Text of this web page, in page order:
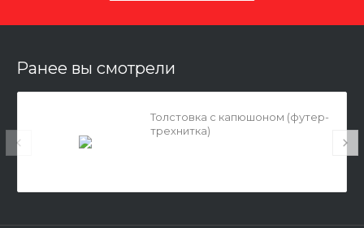
Ранее вы смотрели
Толстовка с капюшоном (футер-
трехнитка)